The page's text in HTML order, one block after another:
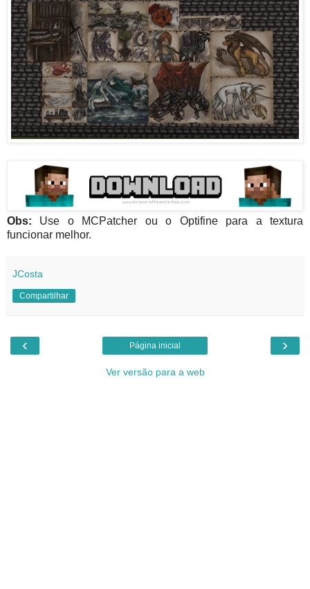
Obs: Use o MCPatcher ou o Optifine para a textura
funcionar melhor.
JCosta
Compartilhar
‹ ›
Página inicial
Ver versão para a web